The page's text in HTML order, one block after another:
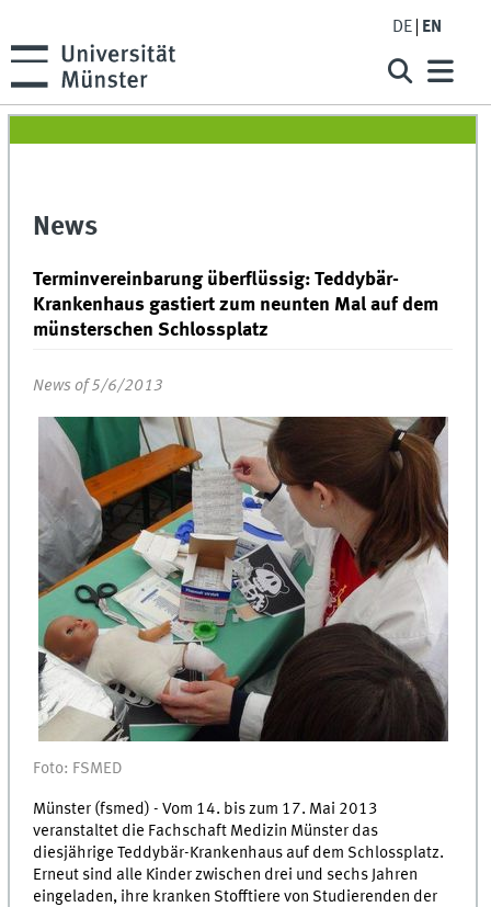
DE EN
News
Terminvereinbarung überflüssig: Teddybär-
Krankenhaus gastiert zum neunten Mal auf dem
münsterschen Schlossplatz
News of 5/6/2013
Foto: FSMED
Münster (fsmed) - Vom 14. bis zum 17. Mai 2013
veranstaltet die Fachschaft Medizin Münster das
diesjährige Teddybär-Krankenhaus auf dem Schlossplatz.
Erneut sind alle Kinder zwischen drei und sechs Jahren
eingeladen, ihre kranken Stofftiere von Studierenden der